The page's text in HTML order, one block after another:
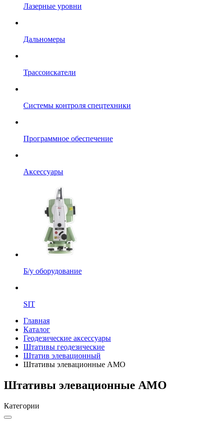
Лазерные уровни
Дальномеры
Трассоискатели
Системы контроля спецтехники
Программное обеспечение
Аксессуары
Б/у оборудование
SIT
Главная
Каталог
Геодезические аксессуары
Штативы геодезические
Штатив элевационный
Штативы элевационные AMO
Штативы элевационные AMO
Категории